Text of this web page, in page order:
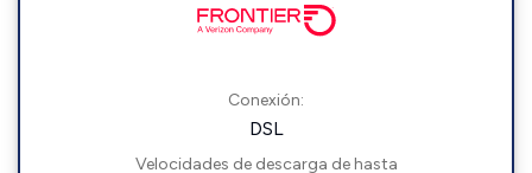
Conexión:
DSL
Velocidades de descarga de hasta